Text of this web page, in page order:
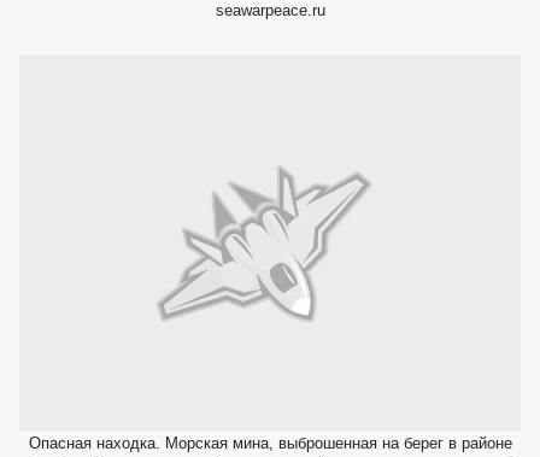
seawarpeace.ru
Опасная находка. Морская мина, выброшенная на берег в районе